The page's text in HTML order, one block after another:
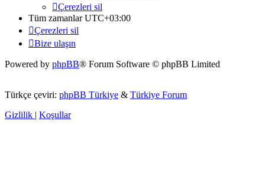
Çerezleri sil
Tüm zamanlarUTC+03:00
Çerezleri sil
Bize ulaşın
Powered by phpBB® Forum Software © phpBB Limited
Türkçe çeviri: phpBB Türkiye & Türkiye Forum
Gizlilik | Koşullar